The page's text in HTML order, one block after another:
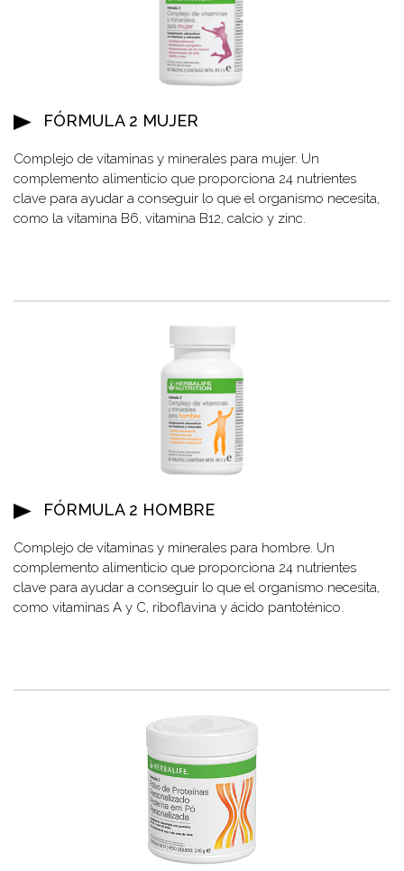
FÓRMULA 2 MUJER
Complejo de vitaminas y minerales para mujer. Un
complemento alimenticio que proporciona 24 nutrientes
clave para ayudar a conseguir lo que el organismo necesita,
como la vitamina B6, vitamina B12, calcio y zinc.
FÓRMULA 2 HOMBRE
Complejo de vitaminas y minerales para hombre. Un
complemento alimenticio que proporciona 24 nutrientes
clave para ayudar a conseguir lo que el organismo necesita,
como vitaminas A y C, riboflavina y ácido pantoténico.